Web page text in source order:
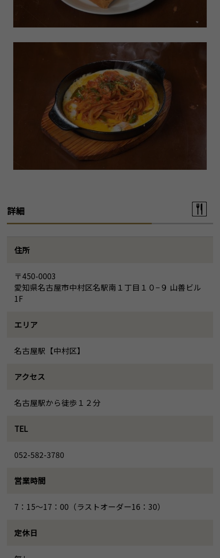
詳細
住所
〒450-0003
愛知県名古屋市中村区名駅南１丁目１０−９ 山善ビル
1F
エリア
名古屋駅【中村区】
アクセス
名古屋駅から徒歩１２分
TEL
052-582-3780
営業時間
7：15～17：00（ラストオーダー16：30）
定休日